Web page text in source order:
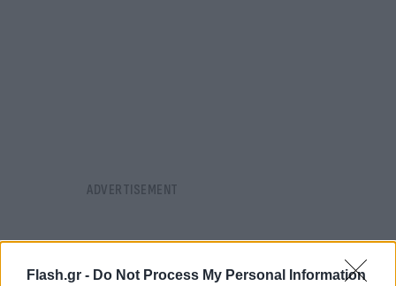
Flash.gr - Do Not Process My Personal Information